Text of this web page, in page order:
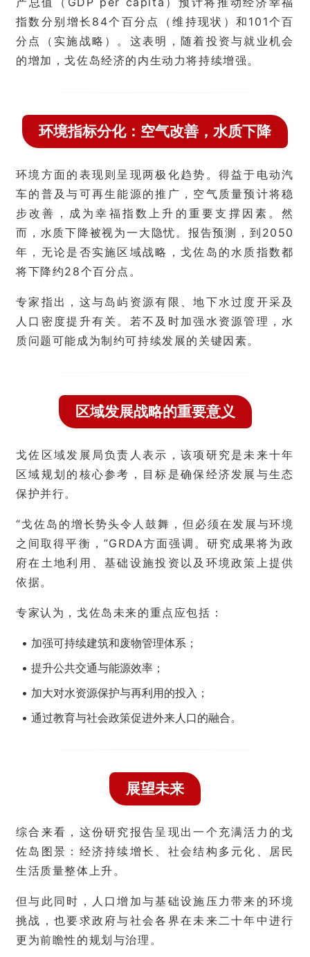
首
略
生
活
指
南
马
指数分别增长84个百分点（维持现状）和101个百
分点（实施战略）。这表明，随着投资与就业机会
的增加，戈佐岛经济的内生动力将持续增强。
环境指标分化：空气改善，水质下降
环境方面的表现则呈现两极化趋势。得益于电动汽
车的普及与可再生能源的推广，空气质量预计将稳
步改善，成为幸福指数上升的重要支撑因素。然
而，水质下降被视为一大隐忧。报告预测，到2050
年，无论是否实施区域战略，戈佐岛的水质指数都
将下降约28个百分点。
专家指出，这与岛屿资源有限、地下水过度开采及
人口密度提升有关。若不及时加强水资源管理，水
质问题可能成为制约可持续发展的关键因素。
区域发展战略的重要意义
戈佐区域发展局负责人表示，该项研究是未来十年
区域规划的核心参考，目标是确保经济发展与生态
保护并行。
“戈佐岛的增长势头令人鼓舞，但必须在发展与环境
之间取得平衡，”GRDA方面强调。研究成果将为政
府在土地利用、基础设施投资以及环境政策上提供
依据。
专家认为，戈佐岛未来的重点应包括：
• 加强可持续建筑和废物管理体系；
• 提升公共交通与能源效率；
• 加大对水资源保护与再利用的投入；
• 通过教育与社会政策促进外来人口的融合。
展望未来
综合来看，这份研究报告呈现出一个充满活力的戈
佐岛图景：经济持续增长、社会结构多元化、居民
生活质量整体上升。
但与此同时，人口增加与基础设施压力带来的环境
挑战，也要求政府与社会各界在未来二十年中进行
更为前瞻性的规划与治理。